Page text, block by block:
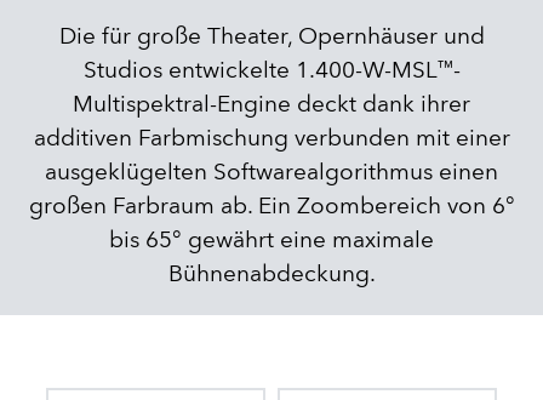
Die für große Theater, Opernhäuser und
Studios entwickelte 1.400-W-MSL™-
Multispektral-Engine deckt dank ihrer
additiven Farbmischung verbunden mit einer
ausgeklügelten Softwarealgorithmus einen
großen Farbraum ab. Ein Zoombereich von 6°
bis 65° gewährt eine maximale
Bühnenabdeckung.